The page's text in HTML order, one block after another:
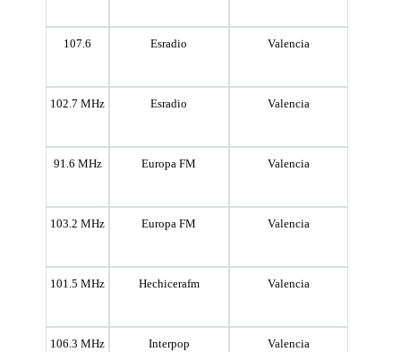
107.6 Esradio Valencia
102.7 MHz Esradio Valencia
91.6 MHz Europa FM Valencia
103.2 MHz Europa FM Valencia
101.5 MHz Hechicerafm Valencia
106.3 MHz Interpop Valencia